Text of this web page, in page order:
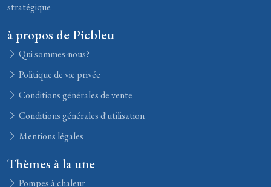
stratégique
à propos de Picbleu
Qui sommes-nous?
Politique de vie privée
Conditions générales de vente
Conditions générales d'utilisation
Mentions légales
Thèmes à la une
Pompes à chaleur